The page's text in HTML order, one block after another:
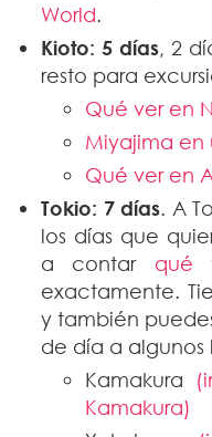
World.
Kioto: 5 días, 2
resto para
Qué ver en
Miyajima en
Qué ver en
Tokio: 7 días. A
los días que
a contar qué
exactamente.
y también
de día a algunos
Kamakura
Kamakura)